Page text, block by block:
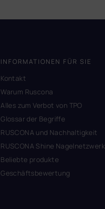
INFORMATIONEN FÜR SIE
Kontakt
Warum Ruscona
Alles zum Verbot von TPO
Glossar der Begriffe
RUSCONA und Nachhaltigkeit
RUSCONA Shine Nagelnetzwerk
Beliebte produkte
Geschäftsbewertung